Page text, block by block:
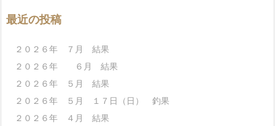
最近の投稿
２０２６年 ７月 結果
２０２６年 ６月 結果
２０２６年 ５月 結果
２０２６年 ５月 １７日（日） 釣果
２０２６年 ４月 結果